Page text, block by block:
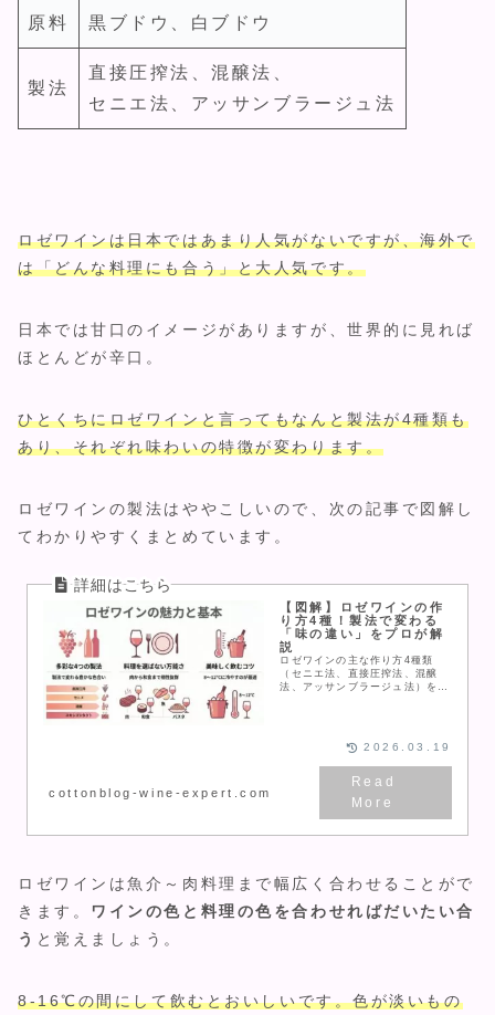
原料 黒ブドウ、白ブドウ
製法
直接圧搾法、混醸法、
セニエ法、アッサンブラージュ法
ロゼワインは日本ではあまり人気がないですが、海外で
は「どんな料理にも合う」と大人気です。
日本では甘口のイメージがありますが、世界的に見れば
ほとんどが辛口。
ひとくちにロゼワインと言ってもなんと製法が4種類も
あり、それぞれ味わいの特徴が変わります。
ロゼワインの製法はややこしいので、次の記事で図解し
てわかりやすくまとめています。
【図解】ロゼワインの作
り方4種！製法で変わる
「味の違い」をプロが解
説
ロゼワインの主な作り方4種類
（セニエ法、直接圧搾法、混醸
法、アッサンブラージュ法）をワ
選び方も紹介します。
cottonblog-wine-expert.com
2026.03.19
ロゼワインは魚介～肉料理まで幅広く合わせることがで
きます。
ワインの色と料理の色を合わせればだいたい合
う と覚えましょう。
8-16℃の間にして飲むとおいしいです。色が淡いもの